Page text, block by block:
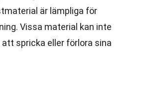
är lämpliga för
Vissa material kan inte
spricka eller förlora sina